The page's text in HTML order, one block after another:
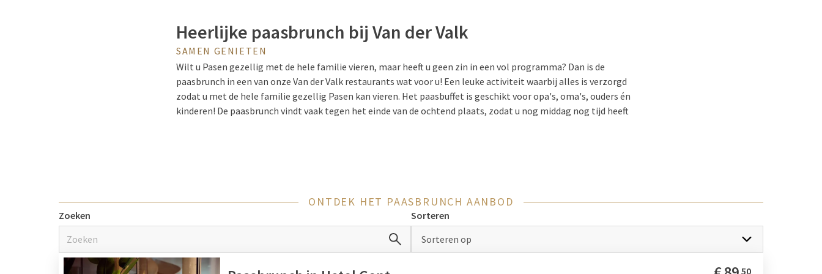
Heerlijke paasbrunch bij Van der Valk
SAMEN GENIETEN
Wilt u Pasen gezellig met de hele familie vieren, maar heeft u geen zin in een vol programma? Dan is de
paasbrunch in een van onze Van der Valk restaurants wat voor u! Een leuke activiteit waarbij alles is verzorgd
zodat u met de hele familie gezellig Pasen kan vieren. Het paasbuffet is geschikt voor opa's, oma's, ouders én
kinderen! De paasbrunch vindt vaak tegen het einde van de ochtend plaats, zodat u nog middag nog tijd heeft
Heeft u al plannen voor 1e of 2e paasdag? Overweeg een heerlijke paasbrunch bij Van der Valk met familie of
vrienden. Tijdens Pasen pakt Van der Valk uit met speciale paasaanbiedingen, waaronder een heerlijke
paasbrunch. Met een centrale ligging door heel Nederland, is Van der Valk de ideale locatie om samen te komen
met familie of vrienden, er is altijd een hotel bij u en uw geliefdenin de buurt.
ONTDEK HET PAASBRUNCH AANBOD
Zoeken
Sorteren
Sorteren op
50